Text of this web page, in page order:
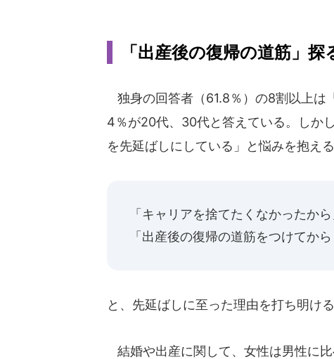
「出産後の復帰の道筋」
独身の回答者（61.8％）の8割以上は
4％が20代、30代と答えている。しか
を先延ばしにしている」と悩みを抱え
「キャリアを捨てたくなかったか
「出産後の復帰の道筋をつけてか
と、先延ばしに至った理由を打ち明ける
結婚や出産に関して、女性は男性に